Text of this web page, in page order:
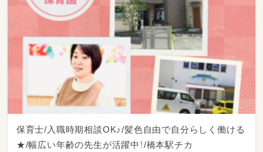
保育士/入職時期相談OK♪/髪色自由で自分らしく働ける
★/幅広い年齢の先生が活躍中！/橋本駅チカ